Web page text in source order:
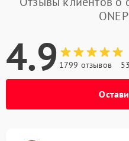
4.9 1799 отзывов